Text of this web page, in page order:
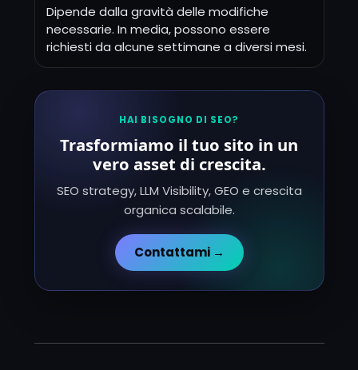
Dipende dalla gravità delle modifiche
necessarie. In media, possono essere
richiesti da alcune settimane a diversi mesi.
HAI BISOGNO DI SEO?
Trasformiamo il tuo sito in un
vero asset di crescita.
SEO strategy, LLM Visibility, GEO e crescita
organica scalabile.
Contattami →